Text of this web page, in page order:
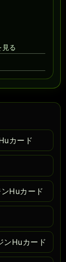
見る
カード
Huカード
ンHuカード